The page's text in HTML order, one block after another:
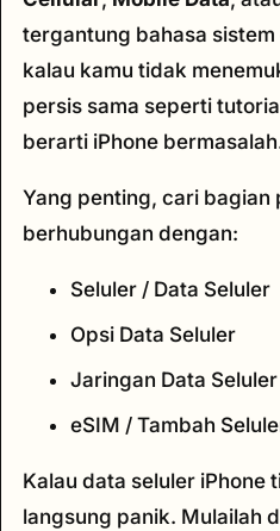
tergantung bahasa
kalau kamu tidak
persis sama seperti
berarti iPhone
Yang penting, cari bagian
berhubungan dengan:
Seluler / Data Seluler
Opsi Data Seluler
Jaringan Data Seluler
eSIM / Tambah
Kalau data seluler iPhone
langsung panik. Mulailah